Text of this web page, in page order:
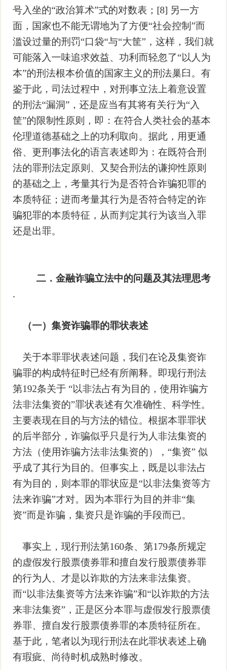
号入坐的“政治算术”式的对数表；[8] 另一方
面，国家也不能无谓地为了方便“社会控制”而
滥设过量的刑罚“口袋“与“大筐”，这样，我们就
可能落入一味追求效益、功利而轻忽了“以人为
本”的刑法根本价值的国家主义的刑法巢臼。有
鉴于此，司法过程中，对刑事立法上着意设置
的刑法“漏洞”，还是应当有其将有关行为“入
筐”的限制性原则，即：在符合人类社会的基本
伦理道德基础之上的功利取向。据此，用更通
俗、更刑事法化的语言表述即为：在既符合刑
法的罪刑法定原则、又契合刑法的谦抑性原则
的基础之上，考量其行为是否符合诈骗犯罪的
本质特征；进而考量其行为是否符合特定的诈
骗犯罪的本质特征，从而判定其行为该当入罪
还是出罪。
二．金融诈骗立法中的问题及其法理思考
.
（一）集资诈骗罪的罪状表述
关于本罪罪状表述问题，我们在论及集资诈
骗罪的构成特征时已经有所阐释。即现行刑法
第192条关于 “以非法占有为目的，使用诈骗方
法非法集资的”罪状表述有欠准确性、科学性。
主要表现在目的与方法的错位。根据本罪罪状
的后半部分，诈骗似乎只是行为人非法集资的
方法（使用诈骗方法非法集资的），“集资” 似
乎成了其行为目的。但事实上，既是以非法占
有为目的，则本罪的罪状应是“以非法集资等方
法来诈骗”才对。因为本罪行为目的并非“集
资”而是诈骗，集资只是诈骗的手段而已。
事实上，现行刑法第160条、第179条所规定
的虚假发行股票债券罪和擅自发行股票债券罪
的行为人、才是以诈欺的方法来非法集资。
而“以非法集资等方法来诈骗”和“以诈欺的方法
来非法集资”，正是区分本罪与虚假发行股票债
券罪、擅自发行股票债券罪的本质特征所在。
基于此，笔者以为现行刑法在此罪状表述上确
有瑕疵、尚待时机成熟时修改。